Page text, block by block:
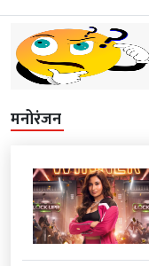
मनोरंजन